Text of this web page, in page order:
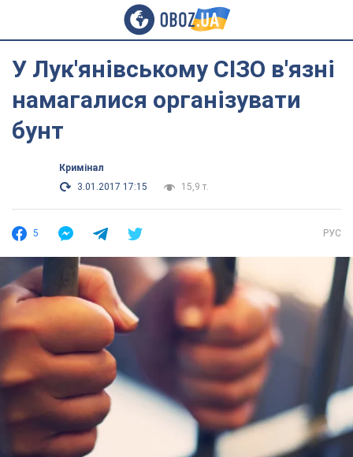
У Лук'янівському СІЗО в'язні
намагалися організувати
бунт
Кримінал
3.01.2017 17:15
15,9 т.
5 РУС